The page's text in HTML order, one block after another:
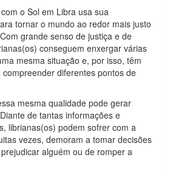
o Sol em Libra usa sua
tornar o mundo ao redor mais justo
grande senso de justiça e de
conseguem enxergar várias
mesma situação e, por isso, têm
compreender diferentes pontos de
mesma qualidade pode gerar
de tantas informações e
librianas(os) podem sofrer com a
vezes, demoram a tomar decisões
alguém ou de romper a